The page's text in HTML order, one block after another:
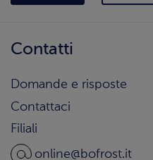
Contatti
Domande e risposte
Contattaci
Filiali
online@bofrost.it